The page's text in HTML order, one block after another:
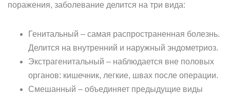
поражения, заболевание делится на три вида:
Генитальный – самая распространенная болезнь.
Делится на внутренний и наружный эндометриоз.
Экстрагенитальный – наблюдается вне половых
органов: кишечник, легкие, швах после операции.
Смешанный – объединяет предыдущие виды